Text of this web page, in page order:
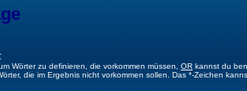
Wörter zu definieren, die vorkommen müssen, OR kannst du
die im Ergebnis nicht vorkommen sollen. Das *-Zeichen